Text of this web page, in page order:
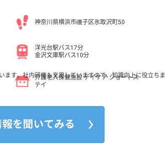
神奈川県横浜市磯子区氷取沢町50
洋光台駅バス17分
金沢文庫駅バス10分
介護老人保健施設 デイケア ショートス
テイ
ます。社内研修も充実していますので、知識向上に役立ちま